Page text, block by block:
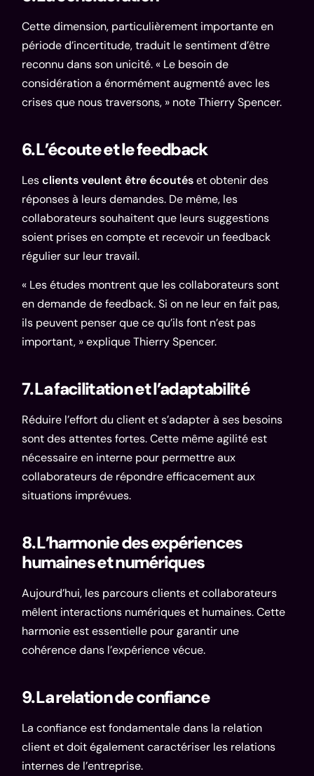
Cette dimension, particulièrement importante en
période d’incertitude, traduit le sentiment d’être
reconnu dans son unicité. « Le besoin de
considération a énormément augmenté avec les
crises que nous traversons, » note Thierry Spencer.
6. L’écoute et le feedback
Lesclients veulent être écoutéset obtenir des
réponses à leurs demandes. De même, les
collaborateurs souhaitent que leurs suggestions
soient prises en compte et recevoir un feedback
régulier sur leur travail.
« Les études montrent que les collaborateurs sont
en demande de feedback. Si on ne leur en fait pas,
ils peuvent penser que ce qu’ils font n’est pas
important, » explique Thierry Spencer.
7. La facilitation et l’adaptabilité
Réduire l’effort du client et s’adapter à ses besoins
sont des attentes fortes. Cette même agilité est
nécessaire en interne pour permettre aux
collaborateurs de répondre efficacement aux
situations imprévues.
8. L’harmonie des expériences
humaines et numériques
Aujourd’hui, les parcours clients et collaborateurs
mêlent interactions numériques et humaines. Cette
harmonie est essentielle pour garantir une
cohérence dans l’expérience vécue.
9. La relation de confiance
La confiance est fondamentale dans la relation
client et doit également caractériser les relations
internes de l’entreprise.